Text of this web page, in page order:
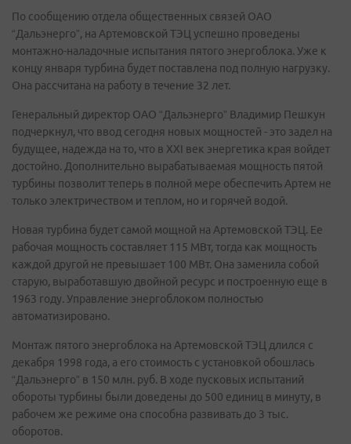
По сообщению отдела общественных связей ОАО
“Дальэнерго”, на Артемовской ТЭЦ успешно проведены
монтажно-наладочные испытания пятого энергоблока. Уже к
концу января турбина будет поставлена под полную нагрузку.
Она рассчитана на работу в течение 32 лет.
Генеральный директор ОАО “Дальэнерго” Владимир Пешкун
подчеркнул, что ввод сегодня новых мощностей - это задел на
будущее, надежда на то, что в XXI век энергетика края войдет
достойно. Дополнительно вырабатываемая мощность пятой
турбины позволит теперь в полной мере обеспечить Артем не
только электричеством и теплом, но и горячей водой.
Новая турбина будет самой мощной на Артемовской ТЭЦ. Ее
рабочая мощность составляет 115 МВт, тогда как мощность
каждой другой не превышает 100 МВт. Она заменила собой
старую, выработавшую двойной ресурс и построенную еще в
1963 году. Управление энергоблоком полностью
автоматизировано.
Монтаж пятого энергоблока на Артемовской ТЭЦ длился с
декабря 1998 года, а его стоимость с установкой обошлась
“Дальэнерго” в 150 млн. руб. В ходе пусковых испытаний
обороты турбины были доведены до 500 единиц в минуту, в
рабочем же режиме она способна развивать до 3 тыс.
оборотов.